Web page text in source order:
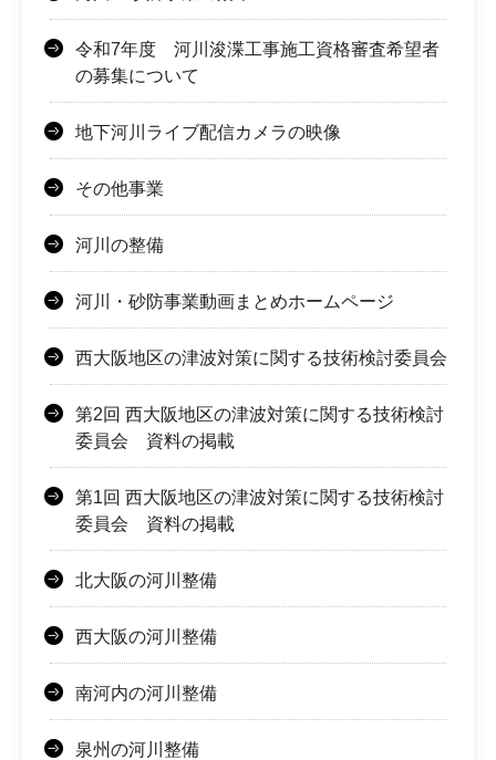
令和7年度 河川浚渫工事施工資格審査希望者
の募集について
地下河川ライブ配信カメラの映像
その他事業
河川の整備
河川・砂防事業動画まとめホームページ
西大阪地区の津波対策に関する技術検討委員会
第2回 西大阪地区の津波対策に関する技術検討
委員会 資料の掲載
第1回 西大阪地区の津波対策に関する技術検討
委員会 資料の掲載
北大阪の河川整備
西大阪の河川整備
南河内の河川整備
泉州の河川整備